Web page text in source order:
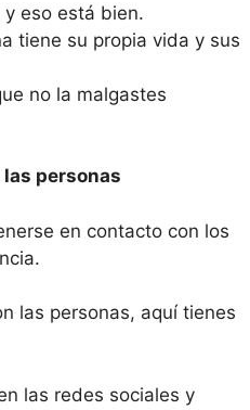
eso está bien.
tiene su propia vida y sus
no la malgastes
personas
en contacto con los
las personas, aquí tienes
las redes sociales y